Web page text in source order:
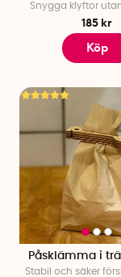
Snygga klyftor
185 kr
Köp
Påsklämma i
Stabil och säker